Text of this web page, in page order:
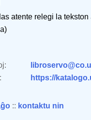
atente relegi la
https://
:: kontaktu nin